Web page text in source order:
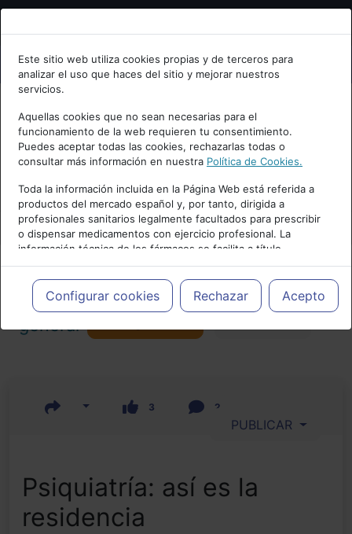
Bienvenid@ a psiquiatria.com
Escribe tu Email
Accede o regístrate con tu email.
Cancelar
Este sitio web utiliza cookies propias y de terceros para
analizar el uso que haces del sitio y mejorar nuestros
servicios.
Aquellas cookies que no sean necesarias para el
funcionamiento de la web requieren tu consentimiento.
Puedes aceptar todas las cookies, rechazarlas todas o
consultar más información en nuestra Política de Cookies.
Toda la información incluida en la Página Web está referida a
productos del mercado español y, por tanto, dirigida a
profesionales sanitarios legalmente facultados para prescribir
o dispensar medicamentos con ejercicio profesional. La
información técnica de los fármacos se facilita a título
meramente informativo, siendo responsabilidad de los
profesionales facultados prescribir medicamentos y decidir, en
cada caso concreto, el tratamiento más adecuado a las
necesidades del paciente.
Configurar cookies Rechazar Acepto
Actualidad y Artículos|Psiquiatría
general
3 2
PUBLICAR
Psiquiatría: así es la
residencia